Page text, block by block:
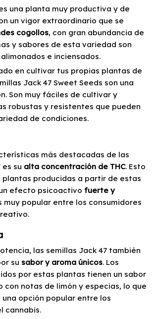
una planta muy productiva y de
un vigor extraordinario que se
cogollos, con gran abundancia de
y sabores de esta variedad son
e inciensados.
en cultivar tus propias plantas de
Jack 47 Sweet Seeds son una
Son muy fáciles de cultivar y
robustas y resistentes que pueden
de condiciones.
más destacadas de las
es su alta concentración de THC. Esto
plantas producidas a partir de estas
efecto psicoactivo fuerte y
muy popular entre los consumidores
las semillas Jack 47 también
su sabor y aroma únicos. Los
por estas plantas tienen un sabor
con notas de limón y especias, lo que
opción popular entre los
cannabis.